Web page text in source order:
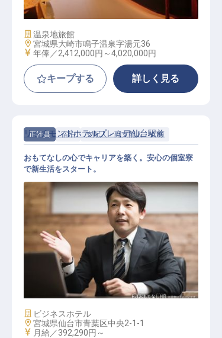
施設業態
温泉地旅館
勤務地
宮城県大崎市鳴子温泉字湯元36
給与
年俸／2,412,000円～4,020,000円
キープする 詳しく見る
正社員 宿泊 支配人・副支配人・女将
宿泊支配人
リッチモンドホテルプレミア仙台駅前
おもてなしの心でキャリアを築く。安心の個室寮
で新生活をスタート。
施設業態
ビジネスホテル
勤務地
宮城県仙台市青葉区中央2-1-1
給与
月給／392,290円～